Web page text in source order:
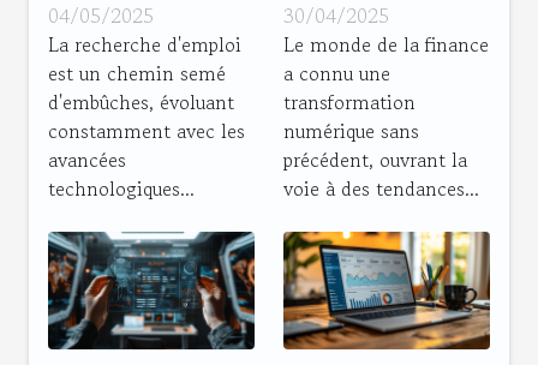
une recherche
d'emploi
efficace en 2023
04/05/2025
La recherche d'emploi
est un chemin semé
d'embûches, évoluant
constamment avec les
avancées
technologiques...
dans le secteur
de la fintech et
opportunités de
carrière
30/04/2025
Le monde de la finance
a connu une
transformation
numérique sans
précédent, ouvrant la
voie à des tendances...